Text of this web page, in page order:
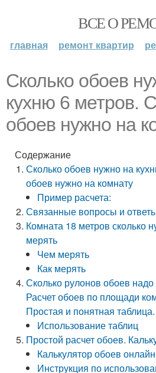
ВСЕ О
главная ремонт квартир
Сколько обоев
кухню 6 метров.
обоев нужно на
Содержание
Сколько обоев нужно на
обоев нужно на комнату
Пример расчета:
Связанные вопросы и
Комната 18 метров сколько
мерять
Чем мерять
Как мерять
Сколько рулонов обоев
Расчет обоев по площади
Простая и понятная таблица.
Использование таблиц
Простой расчет обоев.
Калькулятор обоев онлайн
Инструкция по